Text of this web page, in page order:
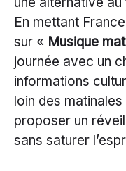
En mettant
sur « Musique
journée avec un
informations
loin des matinales
proposer un
sans saturer